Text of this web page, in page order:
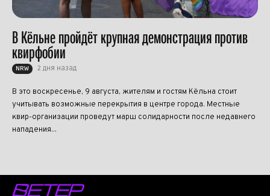
В Кёльне пройдёт крупная демонстрация против
квирфобии
NRW 2 дня назад
В это воскресенье, 9 августа, жителям и гостям Кёльна стоит
учитывать возможные перекрытия в центре города. Местные
квир-организации проведут марш солидарности после недавнего
нападения...